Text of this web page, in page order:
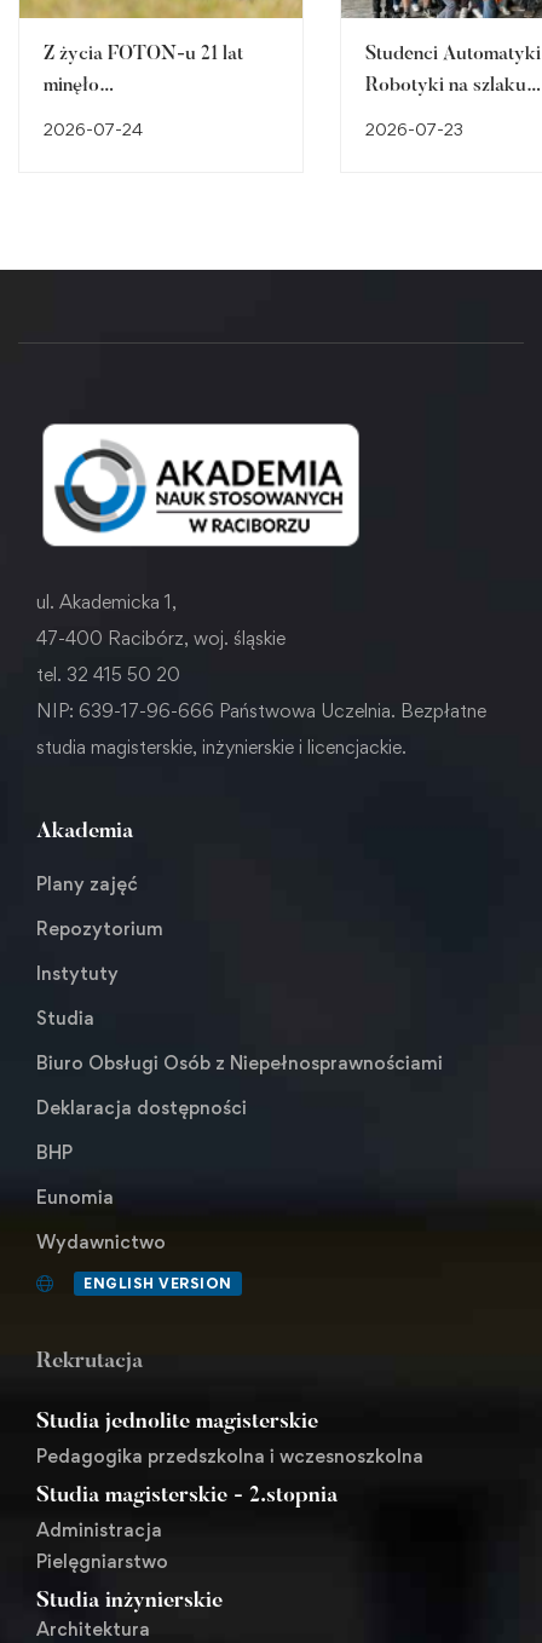
Z życia FOTON-u 21 lat
minęło…
2026-07-24
Studenci
Robotyki na szlaku
2026-07-23
ul. Akademicka 1,
47-400 Racibórz, woj. śląskie
tel. 32 415 50 20
NIP: 639-17-96-666 Państwowa Uczelnia. Bezpłatne
studia magisterskie, inżynierskie i licencjackie.
Akademia
Plany zajęć
Repozytorium
Instytuty
Studia
Biuro Obsługi Osób z Niepełnosprawnościami
Deklaracja dostępności
BHP
Eunomia
Wydawnictwo
ENGLISH VERSION
Rekrutacja
Studia jednolite magisterskie
Pedagogika przedszkolna i wczesnoszkolna
Studia magisterskie - 2.stopnia
Administracja
Pielęgniarstwo
Studia inżynierskie
Architektura